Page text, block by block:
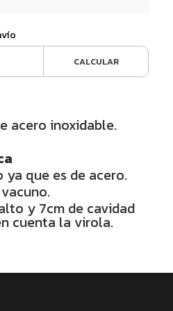
CALCULAR
acero inoxidable.
que es de acero.
y 7cm de cavidad
cuenta la virola.